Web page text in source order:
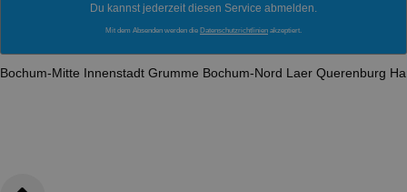
Du kannst jederzeit diesen Service abmelden.
Mit dem Absenden werden die Datenschutzrichtlinien akzeptiert.
Bochum-Mitte Innenstadt Grumme Bochum-Nord Laer Querenburg